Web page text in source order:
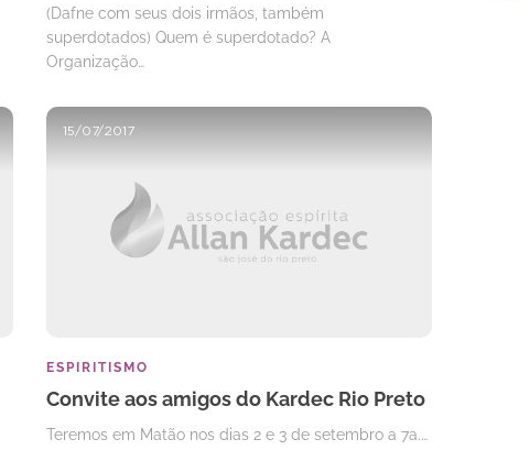
(Dafne com seus dois irmãos, também
superdotados) Quem é superdotado? A
Organização…
15/07/2017
ESPIRITISMO
Convite aos amigos do Kardec Rio Preto
Teremos em Matão nos dias 2 e 3 de setembro a 7a.…